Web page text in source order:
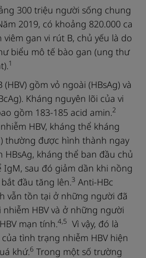
300 triệu người sống chung
2019, có khoảng 820.000 ca
gan vi rút B, chủ yếu là do
biểu mô tế bào gan (ung thư
1
gồm vỏ ngoài (HBsAg) và
Kháng nguyên lõi của vi
gồm 183‑185 acid amin.2
HBV, kháng thể kháng
thường được hình thành ngay
HBsAg, kháng thể ban đầu chủ
IgM, sau đó giảm dần khi nồng
đầu tăng lên.3 Anti-HBc
vẫn tồn tại ở những người đã
HBV và ở những người
mạn tính.4,5
Vì vậy, đó là
tình trạng nhiễm HBV hiện
khứ.6 Trong một số trường